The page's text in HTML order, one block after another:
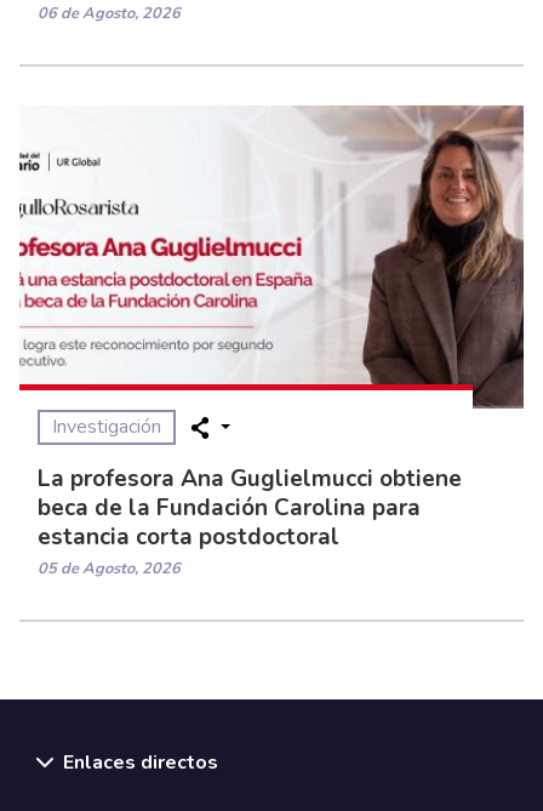
06 de Agosto, 2026
Investigación
La profesora Ana Guglielmucci obtiene
beca de la Fundación Carolina para
estancia corta postdoctoral
05 de Agosto, 2026
Enlaces directos